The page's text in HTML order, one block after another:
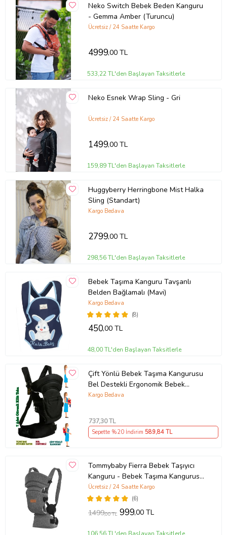
Neko Switch Bebek Beden Kanguru
- Gemma Amber (Turuncu)
Ücretsiz / 24 Saatte Kargo
4999,00 TL
533,22 TL'den Başlayan Taksitlerle
Neko Esnek Wrap Sling - Gri
Ücretsiz / 24 Saatte Kargo
1499,00 TL
159,89 TL'den Başlayan Taksitlerle
Huggyberry Herringbone Mist Halka
Sling (Standart)
Kargo Bedava
2799,00 TL
298,56 TL'den Başlayan Taksitlerle
Bebek Taşıma Kanguru Tavşanlı
Belden Bağlamalı (Mavi)
(8)
Kargo Bedava
450,00 TL
48,00 TL'den Başlayan Taksitlerle
Çift Yönlü Bebek Taşıma Kangurusu
Bel Destekli Ergonomik Bebek
Taşıyıcı Kanguru (Siyah)
Kargo Bedava
737,30 TL
Sepette %20 İndirim 589,84 TL
Tommybaby Fierra Bebek Taşıyıcı
Kanguru - Bebek Taşıma Kangurusu
(Füme)
(6)
Ücretsiz / 24 Saatte Kargo
1499,00 TL 999,00 TL
106,56 TL'den Başlayan Taksitlerle